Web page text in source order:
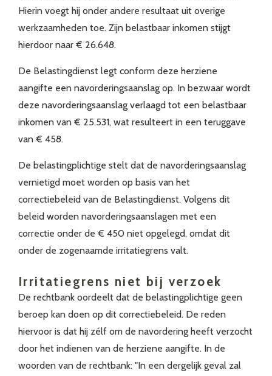
Hierin voegt hij onder andere resultaat uit overige
werkzaamheden toe. Zijn belastbaar inkomen stijgt
hierdoor naar € 26.648.
De Belastingdienst legt conform deze herziene
aangifte een navorderingsaanslag op. In bezwaar wordt
deze navorderingsaanslag verlaagd tot een belastbaar
inkomen van € 25.531, wat resulteert in een teruggave
van € 458.
De belastingplichtige stelt dat de navorderingsaanslag
vernietigd moet worden op basis van het
correctiebeleid van de Belastingdienst. Volgens dit
beleid worden navorderingsaanslagen met een
correctie onder de € 450 niet opgelegd, omdat dit
onder de zogenaamde irritatiegrens valt.
Irritatiegrens niet bij verzoek
De rechtbank oordeelt dat de belastingplichtige geen
beroep kan doen op dit correctiebeleid. De reden
hiervoor is dat hij zélf om de navordering heeft verzocht
door het indienen van de herziene aangifte. In de
woorden van de rechtbank: "In een dergelijk geval zal